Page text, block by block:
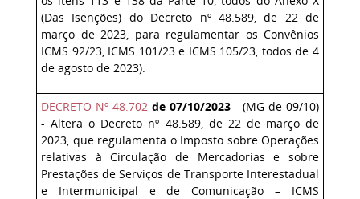
(Das Isenções) do Decreto nº 48.589, de 22 de
março de 2023, para regulamentar os Convênios
ICMS 92/23, ICMS 101/23 e ICMS 105/23, todos de 4
de agosto de 2023).
DECRETO Nº 48.702 de 07/10/2023 - (MG de 09/10)
- Altera o Decreto nº 48.589, de 22 de março de
2023, que regulamenta o Imposto sobre Operações
relativas à Circulação de Mercadorias e sobre
Prestações de Serviços de Transporte Interestadual
e Intermunicipal e de Comunicação – ICMS